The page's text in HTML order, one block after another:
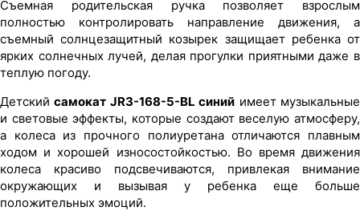
Съемная родительская ручка позволяет взрослым
полностью контролировать направление движения, а
съемный солнцезащитный козырек защищает ребенка от
ярких солнечных лучей, делая прогулки приятными даже в
теплую погоду.
Детскийсамокат JR3-168-5-BL синий имеет музыкальные
и световые эффекты, которые создают веселую атмосферу,
а колеса из прочного полиуретана отличаются плавным
ходом и хорошей износостойкостью. Во время движения
колеса красиво подсвечиваются, привлекая внимание
окружающих и вызывая у ребенка еще больше
положительных эмоций.